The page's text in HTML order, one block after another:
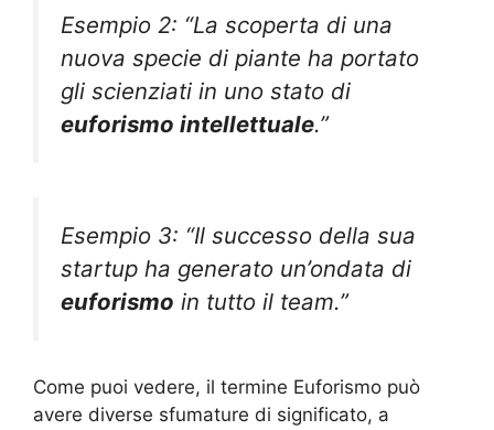
Esempio 2: “La scoperta di una
nuova specie di piante ha portato
gli scienziati in uno stato di
euforismo intellettuale.”
Esempio 3: “Il successo della sua
startup ha generato un’ondata di
euforismo in tutto il team.”
Come puoi vedere, il termine Euforismo può
avere diverse sfumature di significato, a